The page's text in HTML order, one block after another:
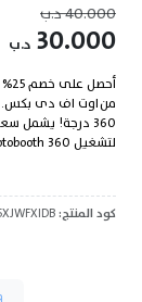
40.000د.ب
30.000 د.ب
من اوت اف دى بكس.
360 درجة! يشمل
لتشغيل 360 Photobooth. الشروط والأحكام: على حسب...
كود المنتج: